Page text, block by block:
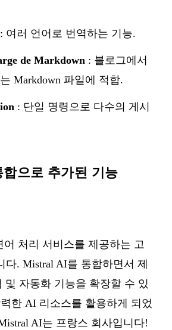
: 여러 언어로 번역하는 기능.
de Markdown : 블로그에서
Markdown 파일에 적합.
: 단일 명령으로 다수의 게시
으로 추가된 기능
어 처리 서비스를 제공하는 고
다. Mistral AI를 통합하면서 제
및 자동화 기능을 확장할 수 있
한 AI 리소스를 활용하게 되었
AI는 프랑스 회사입니다!